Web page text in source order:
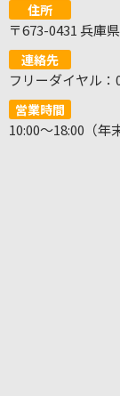
住所
〒673-0431 兵庫
連絡先
フリーダイヤル
営業時間
10:00～18:00（年